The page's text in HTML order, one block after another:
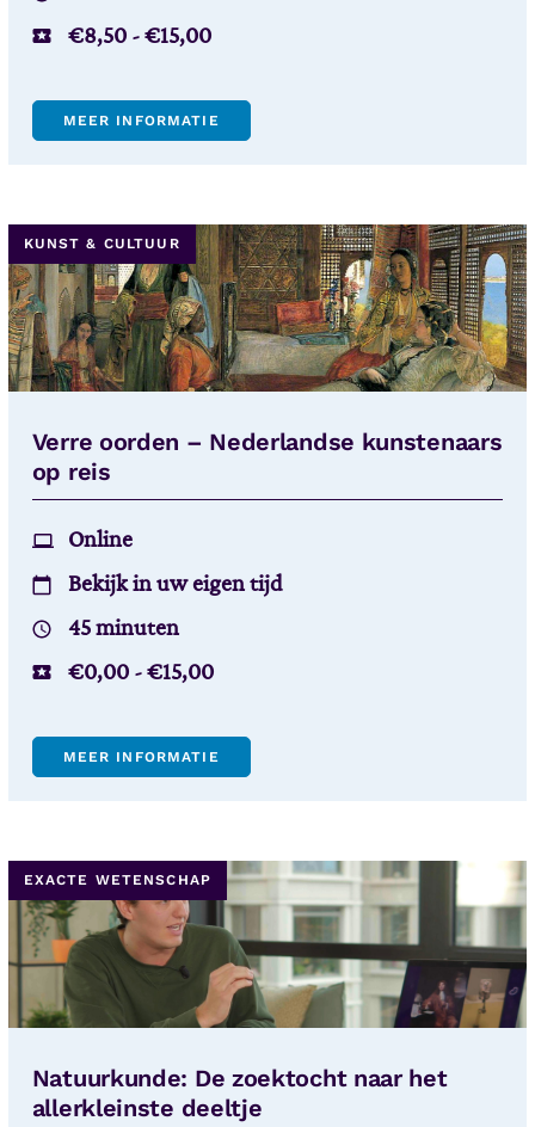
€8,50 - €15,00
MEER INFORMATIE
KUNST & CULTUUR
Verre oorden – Nederlandse kunstenaars
op reis
Online
Bekijk in uw eigen tijd
45 minuten
€0,00 - €15,00
MEER INFORMATIE
EXACTE WETENSCHAP
Natuurkunde: De zoektocht naar het
allerkleinste deeltje